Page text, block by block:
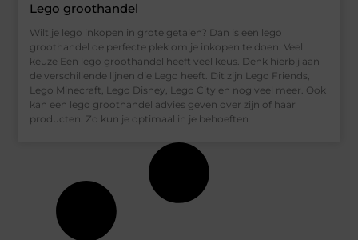
Lego groothandel
Wilt je lego inkopen in grote getalen? Dan is een lego
groothandel de perfecte plek om je inkopen te doen. Veel
keuze Een lego groothandel heeft veel keus. Denk hierbij aan
de verschillende lijnen die Lego heeft. Dit zijn Lego Friends,
Lego Minecraft, Lego Disney, Lego City en nog veel meer. Ook
kan een lego groothandel advies geven over zijn of haar
producten. Zo kun je optimaal in je behoeften